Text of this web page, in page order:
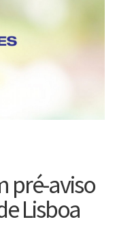
pré-aviso
Lisboa